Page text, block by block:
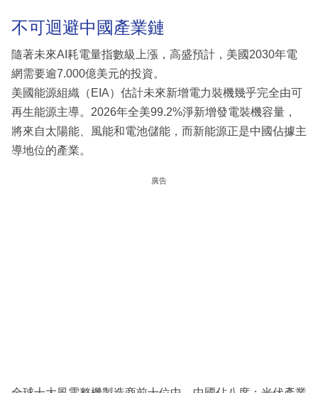
不可迴避中國產業鏈
隨著未來AI耗電量指數級上漲，高盛預計，美國2030年電
網需要逾7.000億美元的投資。
美國能源組織（EIA）估計未來新增電力裝機幾乎完全由可
再生能源主導。2026年全美99.2%淨新增發電裝機容量，
將來自太陽能、風能和電池儲能，而新能源正是中國佔據主
導地位的產業。
廣告